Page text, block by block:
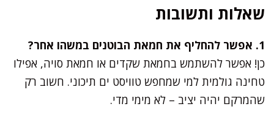
שאלות ותשובות
1. אפשר להחליף את חמאת הבוטנים במשהו אחר?
כן! אפשר להשתמש בחמאת שקדים או חמאת סויה, אפילו
טחינה גולמית למי שמחפש טוויסט ים תיכוני. חשוב רק
שהמרקם יהיה יציב – לא מימי מדי.